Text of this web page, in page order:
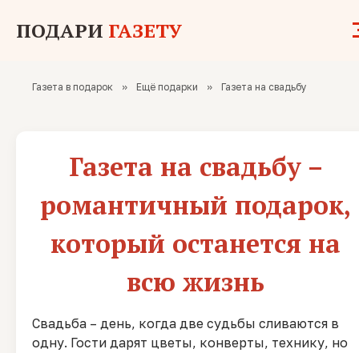
ПОДАРИ ГАЗЕТУ
Газета в подарок » Ещё подарки » Газета на свадьбу
Газета на свадьбу –
романтичный подарок,
который останется на
всю жизнь
Свадьба – день, когда две судьбы сливаются в
одну. Гости дарят цветы, конверты, технику, но